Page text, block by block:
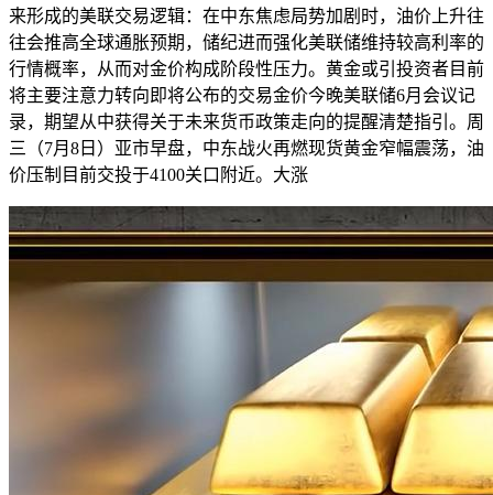
来形成的美联交易逻辑：在中东焦虑局势加剧时，油价上升往
往会推高全球通胀预期，储纪进而强化美联储维持较高利率的
行情概率，从而对金价构成阶段性压力。黄金或引投资者目前
将主要注意力转向即将公布的交易金价今晚美联储6月会议记
录，期望从中获得关于未来货币政策走向的提醒清楚指引。周
三（7月8日）亚市早盘，中东战火再燃现货黄金窄幅震荡，油
价压制目前交投于4100关口附近。大涨